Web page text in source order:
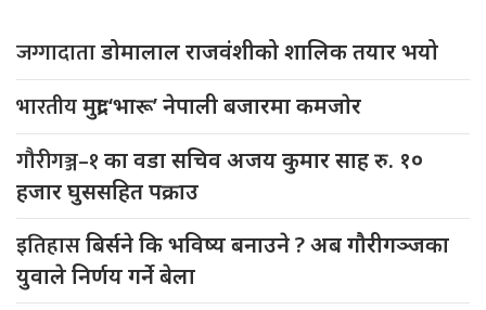
जग्गादाताडोमालाल राजवंशीको शालिक तयार भयो
भारतीयमुद्रा ‘भारू’ नेपाली बजारमा कमजाेर
गौरीगञ्ज–१का वडा सचिव अजय कुमार साह रु. १०
हजार घुससहित पक्राउ
इतिहासबिर्सने कि भविष्य बनाउने ? अब गौरीगञ्जका
युवाले निर्णय गर्ने बेला